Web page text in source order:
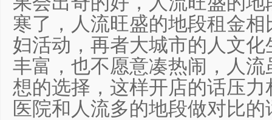
寒了，人流旺盛的地段租金
妇活动，再者大城市的人文
丰富，也不愿意凑热闹，人
想的选择，这样开店的话压
医院和人流多的地段做对比的